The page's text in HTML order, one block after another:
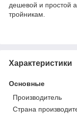
дешевой и простой
тройникам.
Характеристики
Основные
Производитель
Страна